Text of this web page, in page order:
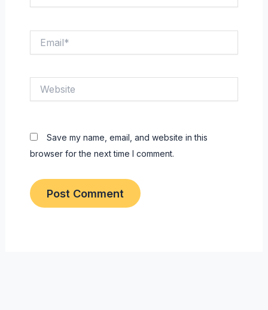
Save my name, email, and website in this
browser for the next time I comment.